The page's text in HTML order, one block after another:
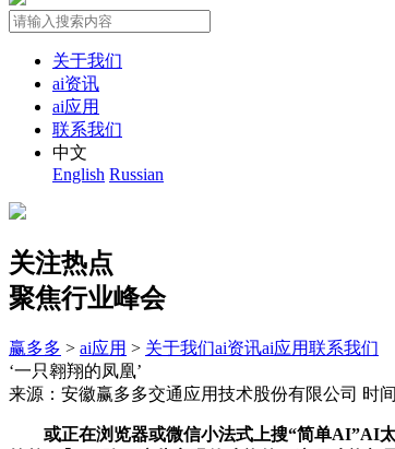
关于我们
ai资讯
ai应用
联系我们
中文
English Russian
关注热点
聚焦行业峰会
赢多多 > ai应用 > 关于我们ai资讯ai应用联系我们
‘一只翱翔的凤凰’
来源：安徽赢多多交通应用技术股份有限公司 时
或正在浏览器或微信小法式上搜“简单AI”AI太